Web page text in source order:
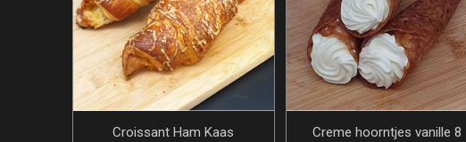
Croissant Ham Kaas
Creme hoorntjes vanille 8